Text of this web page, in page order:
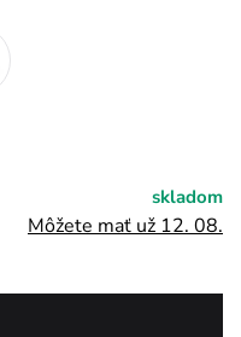
skladom
Môžete mať už 12. 08.